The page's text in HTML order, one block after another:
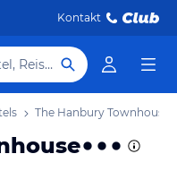
Kontakt
Hotel, Reiseziel
The Hanbury Townhouse